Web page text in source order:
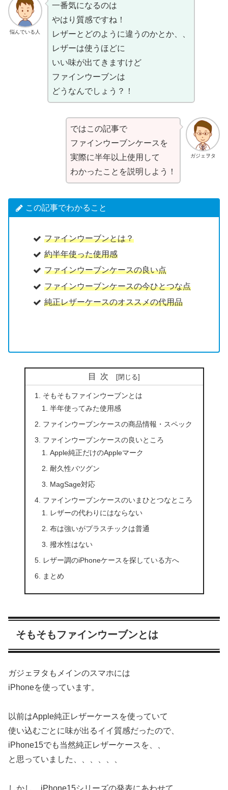
悩んでいる人
一番気になるのは
やはり質感ですね！
レザーとどのように違うのかとか、、
レザーは使うほどに
いい味が出てきますけど
ファインウーブンは
どうなんでしょう？！
ガジェヲタ
ではこの記事で
ファインウーブンケースを
実際に半年以上使用して
わかったことを説明しよう！
この記事でわかること
ファインウーブンとは？
約半年使った使用感
ファインウーブンケースの良い点
ファインウーブンケースの今ひとつな点
純正レザーケースのオススメの代用品
目次
そもそもファインウーブンとは
半年使ってみた使用感
ファインウーブンケースの商品情報・スペック
ファインウーブンケースの良いところ
Apple純正だけのAppleマーク
耐久性バツグン
MagSage対応
ファインウーブンケースのいまひとつなところ
レザーの代わりにはならない
布は強いがプラスチックは普通
撥水性はない
レザー調のiPhoneケースを探している方へ
まとめ
そもそもファインウーブンとは
ガジェヲタもメインのスマホには
iPhoneを使っています。
以前はApple純正レザーケースを使っていて
使い込むごとに味が出るイイ質感だったので、
iPhone15でも当然純正レザーケースを、、
と思っていました、、、、、、
しかし、iPhone15シリーズの発表にあわせて